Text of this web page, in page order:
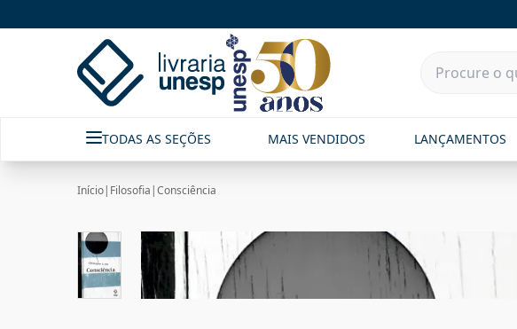
TODAS AS SEÇÕES MAIS VENDIDOS LANÇAMENTOS
Início| Filosofia |Consciência